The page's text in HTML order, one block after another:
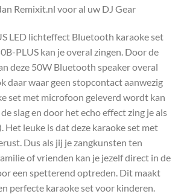
Remixit.nl voor al uw DJ Gear
LED lichteffect Bluetooth karaoke set
PLUS kan je overal zingen. Door de
deze 50W Bluetooth speaker overal
daar waar geen stopcontact aanwezig
set met microfoon geleverd wordt kan
slag en door het echo effect zing je als
Het leuke is dat deze karaoke set met
Dus als jij je zangkunsten ten
of vrienden kan je jezelf direct in de
een spetterend optreden. Dit maakt
perfecte karaoke set voor kinderen.